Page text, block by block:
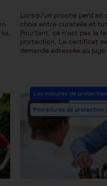
Lorsqu’un proche perd
choix entre curatelle et
Pourtant, ce n’est pas la
protection. Le certificat
demande adressée au
Post
Category:
Les mesures de
Procédures de protection